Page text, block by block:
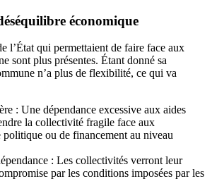
économique
l’État qui permettaient de faire face aux
sont plus présentes. Étant donné sa
n’a plus de flexibilité, ce qui va
: Une dépendance excessive aux aides
la collectivité fragile face aux
politique ou de financement au niveau
: Les collectivités verront leur
par les conditions imposées par les